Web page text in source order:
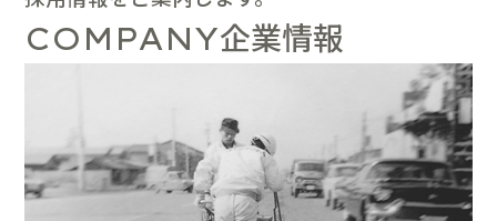
COMPANY企業情報